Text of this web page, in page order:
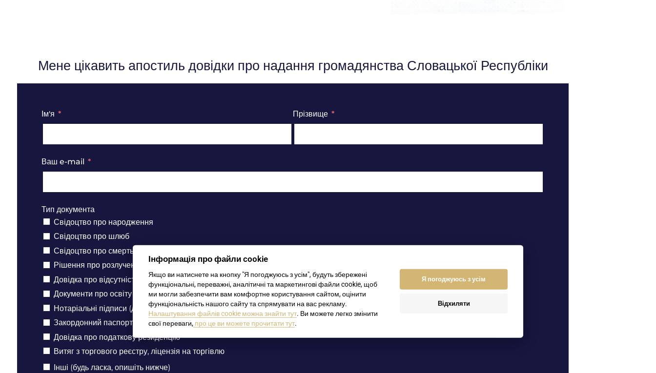
Мене цікавить апостиль довідки про надання громадянства Словацької Республіки
Ім'я Прізвище
Ваш e-mail
Тип документа
Свідоцтво про народження
Свідоцтво про шлюб
Свідоцтво про смерть
Рішення про розлучення
Довідка про відсутність/наявність судимості
Документи про освіту (дипломи, додатки, свідоцтва) Витяг з торгового реєстру, ліцензія на торгівлю
Нотаріальні підписи (довіреності, афідевіти, договори) Закордонний паспорт / Внутрішній паспорт
Закордонний паспорт / Внутрішній паспорт
Довідка про податкову резиденцію
Витяг з торгового реєстру, ліцензія на торгівлю
Інші (будь ласка, опишіть нижче)
Інформація про файли cookie
Якщо ви натиснете на кнопку "Я погоджуюсь з усім", будуть збережені
функціональні, переважні, аналітичні та маркетингові файли cookie, щоб
ми могли забезпечити вам комфортне користування сайтом, оцінити
функціональність нашого сайту та спрямувати на вас рекламу.
Налаштування файлів cookie можна знайти тут. Ви можете легко змінити
свої переваги, про це ви можете прочитати тут.
Я погоджуюсь з усім
Відхиляти